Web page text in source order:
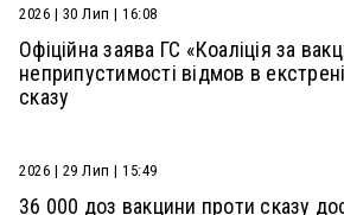
2026 | 30 Лип | 16:08
Офіційна заява ГС «Коаліція за
неприпустимості відмов в
сказу
2026 | 29 Лип | 15:49
36 000 доз вакцини проти сказу